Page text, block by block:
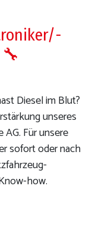
Diesel im Blut?
unseres
Für unsere
sofort oder nach
how.